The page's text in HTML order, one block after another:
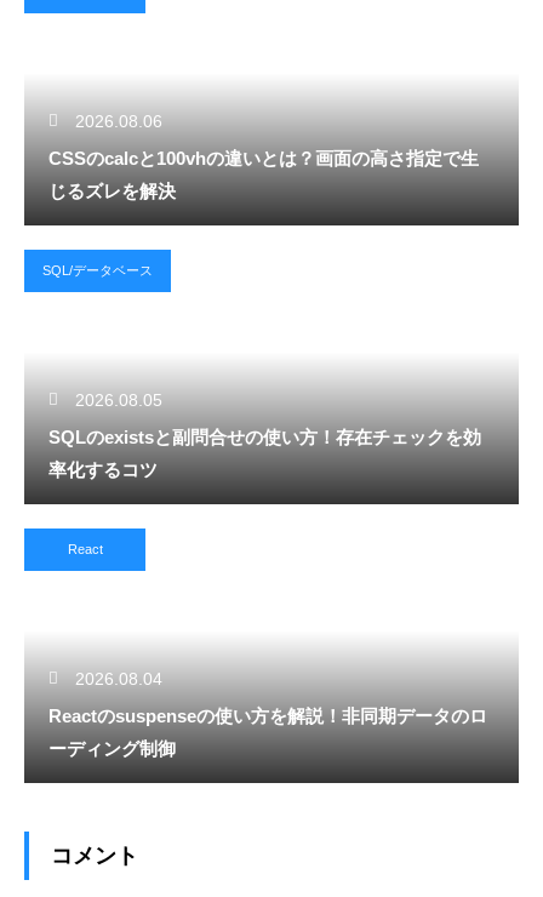
2026.08.06
CSSのcalcと100vhの違いとは？画面の高さ指定で生
じるズレを解決
SQL/データベース
2026.08.05
SQLのexistsと副問合せの使い方！存在チェックを効
率化するコツ
React
2026.08.04
Reactのsuspenseの使い方を解説！非同期データのロ
ーディング制御
コメント